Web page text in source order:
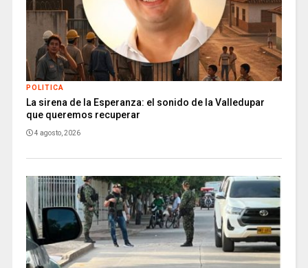
POLITICA
La sirena de la Esperanza: el sonido de la Valledupar
que queremos recuperar
4 agosto, 2026